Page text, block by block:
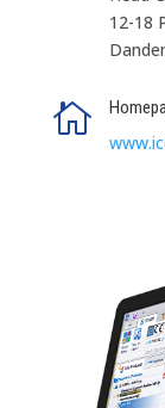
12-18
